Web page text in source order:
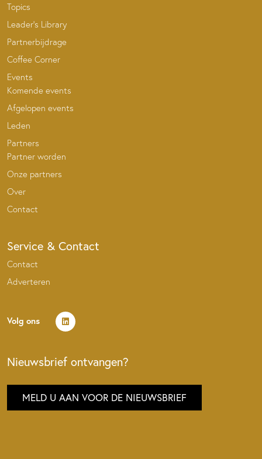
Topics
Leader’s Library
Partnerbijdrage
Coffee Corner
Events
Komende events
Afgelopen events
Leden
Partners
Partner worden
Onze partners
Over
Contact
Service & Contact
Contact
Adverteren
Volg ons
Nieuwsbrief ontvangen?
MELD U AAN VOOR DE NIEUWSBRIEF